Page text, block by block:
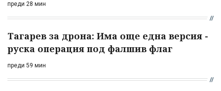
преди 28 мин
Тагарев за дрона: Има още една версия -
руска операция под фалшив флаг
преди 59 мин